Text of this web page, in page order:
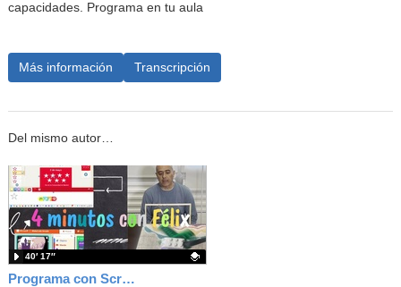
capacidades. Programa en tu aula
Más información Transcripción
Del mismo autor…
Programa con Scratch, 8 diferentes juegos para vivir la emoción de los partidos de España en el mundial 2026
40′ 17″